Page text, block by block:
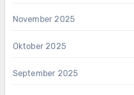
November 2025
Oktober 2025
September 2025